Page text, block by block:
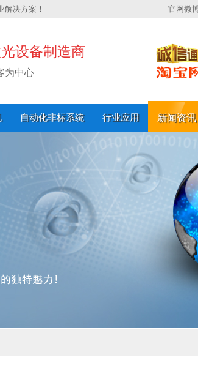
决方案！ 官网微
设备制造商
为中心
自动化非标系统 行业应用 新闻资讯